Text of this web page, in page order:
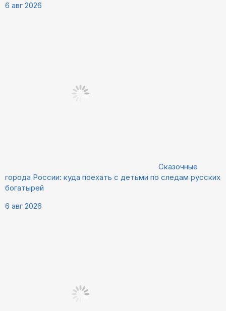
6 авг 2026
Сказочные
города России: куда поехать с детьми по следам русских
богатырей
6 авг 2026